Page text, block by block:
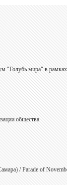
"Голубь мира" в рамках
общества
/ Parade of